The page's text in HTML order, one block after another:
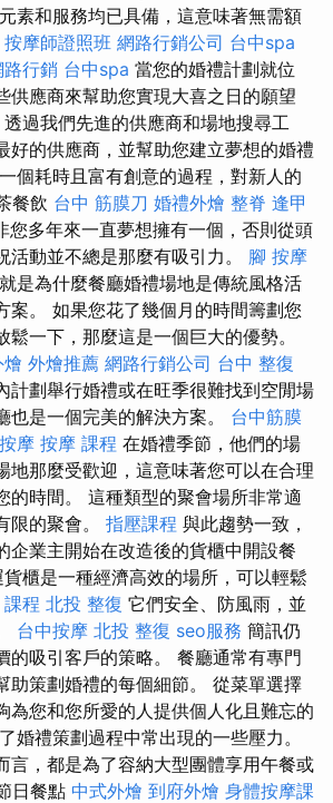
素和服務均已具備，這意味著無需額
按摩師證照班 網路行銷公司 台中spa
路行銷 台中spa 當您的婚禮計劃就位
供應商來幫助您實現大喜之日的願望
透過我們先進的供應商和場地搜尋工
好的供應商，並幫助您建立夢想的婚禮
個耗時且富有創意的過程，對新人的
餐飲 台中 筋膜刀 婚禮外燴 整脊 逢甲
您多年來一直夢想擁有一個，否則從頭
活動並不總是那麼有吸引力。 腳 按摩
是為什麼餐廳婚禮場地是傳統風格活
案。 如果您花了幾個月的時間籌劃您
鬆一下，那麼這是一個巨大的優勢。
外燴推薦 網路行銷公司 台中 整復
計劃舉行婚禮或在旺季很難找到空閒場
也是一個完美的解決方案。 台中筋膜
摩 按摩 課程 在婚禮季節，他們的場
地那麼受歡迎，這意味著您可以在合理
的時間。 這種類型的聚會場所非常適
限的聚會。 指壓課程 與此趨勢一致，
企業主開始在改造後的貨櫃中開設餐
貨櫃是一種經濟高效的場所，可以輕鬆
程 北投 整復 它們安全、防風雨，並
台中按摩 北投 整復 seo服務 簡訊仍
的吸引客戶的策略。 餐廳通常有專門
助策劃婚禮的每個細節。 從菜單選擇
為您和您所愛的人提供個人化且難忘的
婚禮策劃過程中常出現的一些壓力。
言，都是為了容納大型團體享用午餐或
日餐點 中式外燴 到府外燴 身體按摩課